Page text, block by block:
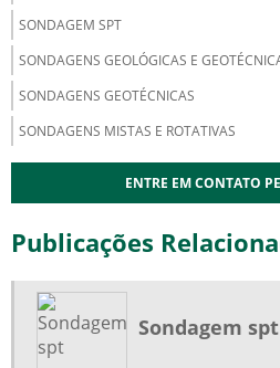
SONDAGEM SPT
SONDAGENS GEOLÓGICAS E
SONDAGENS GEOTÉCNICAS
SONDAGENS MISTAS E ROTATIVAS
ENTRE EM CONTATO
Publicações
Sondagem spt